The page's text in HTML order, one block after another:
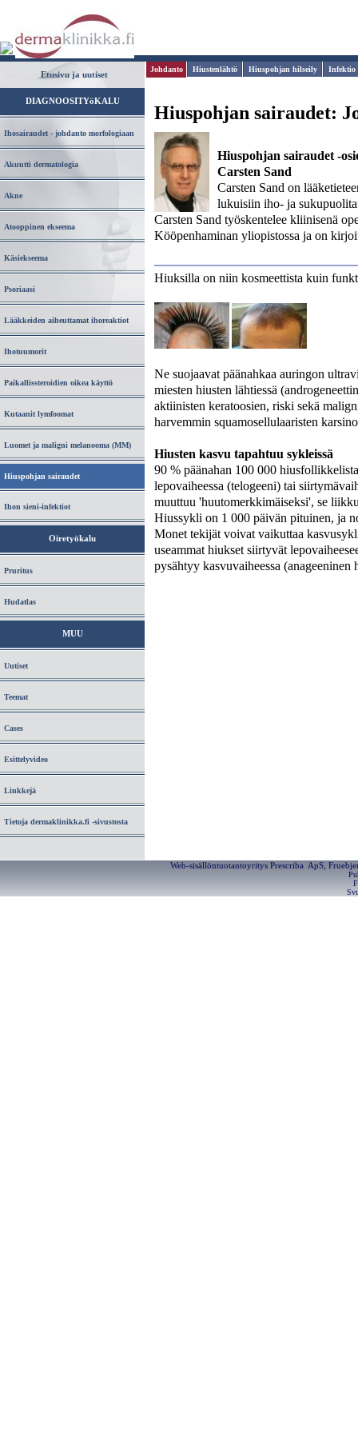
Etusivu ja uutiset
DIAGNOOSITYöKALU
Ihosairaudet - johdanto morfologiaan
Akuutti dermatologia
Akne
Atooppinen ekseema
Käsiekseema
Psoriaasi
Lääkkeiden aiheuttamat ihoreaktiot
Ihotuumorit
Paikallissteroidien oikea käyttö
Kutaanit lymfoomat
Luomet ja maligni melanooma (MM)
Hiuspohjan sairaudet
Ihon sieni-infektiot
Oiretyökalu
Pruritus
Hudatlas
MUU
Uutiset
Teemat
Cases
Esittelyvideo
Linkkejä
Tietoja dermaklinikka.fi -sivustosta
Johdanto Hiustenlähtö Hiuspohjan hilseily Infektio
Hiuspohjan sairaudet:
Hiuspohjan sairaudet -
Carsten Sand
Carsten Sand on
lukuisiin iho- ja
Carsten Sand työskentelee kliinisenä
Kööpenhaminan yliopistossa ja on
Hiuksilla on niin kosmeettista kuin
Ne suojaavat päänahkaa auringon
miesten hiusten lähtiessä
aktiinisten keratoosien, riski sekä
harvemmin squamosellulaaristen
Hiusten kasvu tapahtuu sykleissä
90 % päänahan 100 000
lepovaiheessa (telogeeni) tai
muuttuu 'huutomerkkimäiseksi', se
Hiussykli on 1 000 päivän pituinen, ja
Monet tekijät voivat vaikuttaa
useammat hiukset siirtyvät
pysähtyy kasvuvaiheessa (anageeninen
Web-sisällöntuotantoyritys Prescriba ApS,